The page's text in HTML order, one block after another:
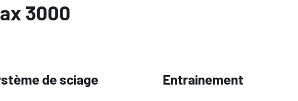
3000
de sciage Entrainement